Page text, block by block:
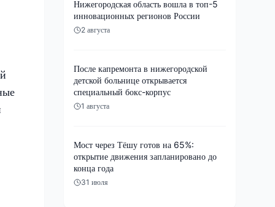
Нижегородская область вошла в топ-5
инновационных регионов России
2 августа
После капремонта в нижегородской
детской больнице открывается
специальный бокс-корпус
1 августа
Мост через Тёшу готов на 65%:
открытие движения запланировано до
конца года
31 июля